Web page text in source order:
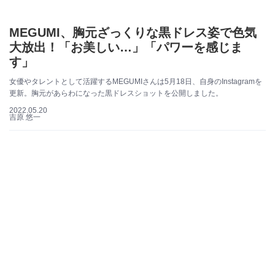
MEGUMI、胸元ざっくりな黒ドレス姿で色気
大放出！「お美しい…」「パワーを感じま
す」
女優やタレントとして活躍するMEGUMIさんは5月18日、自身のInstagramを
更新。胸元があらわになった黒ドレスショットを公開しました。
2022.05.20
吉原 悠一